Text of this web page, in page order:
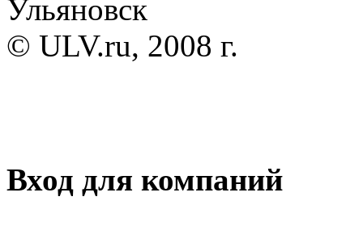
Ульяновск
© ULV.ru, 2008 г.
Вход для компаний